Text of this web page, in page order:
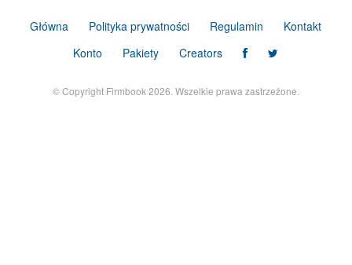
Główna Polityka prywatności Regulamin
Kontakt
Konto
Pakiety Creators
© Copyright Firmbook 2026. Wszelkie prawa zastrzeżone.